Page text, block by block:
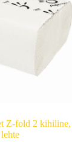
Z-fold 2 kihiline,